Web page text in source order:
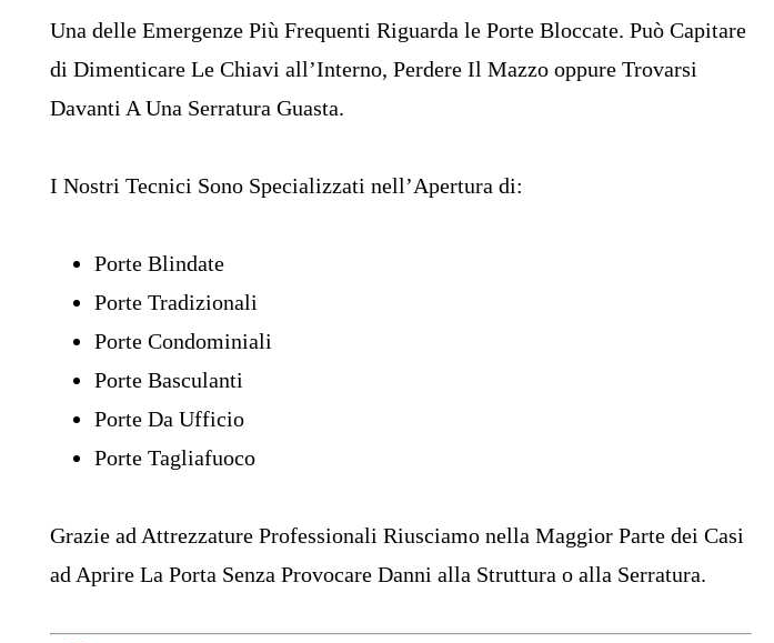
Una delle Emergenze Più Frequenti Riguarda le Porte Bloccate. Può Capitare
di Dimenticare Le Chiavi all’Interno, Perdere Il Mazzo oppure Trovarsi
Davanti A Una Serratura Guasta.
I Nostri Tecnici Sono Specializzati nell’Apertura di:
Porte Blindate
Porte Tradizionali
Porte Condominiali
Porte Basculanti
Porte Da Ufficio
Porte Tagliafuoco
Grazie ad Attrezzature Professionali Riusciamo nella Maggior Parte dei Casi
ad Aprire La Porta Senza Provocare Danni alla Struttura o alla Serratura.